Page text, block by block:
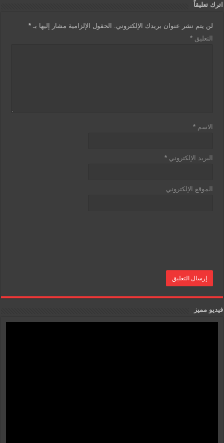
اترك تعليقاً
لن يتم نشر عنوان بريدك الإلكتروني. الحقول الإلزامية مشار إليها بـ*
التعليق*
الاسم*
البريد الإلكتروني*
الموقع الإلكتروني
فيديو مميز